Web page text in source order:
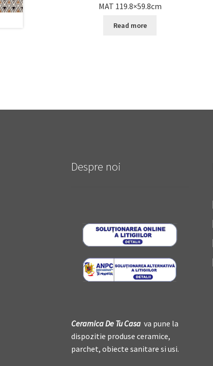
MAT 119.8×59.8cm
Read more
Despre noi
Ceramica De Tu Casa va pune la
dispozitie produse ceramice,
parchet, obiecte sanitare si usi.